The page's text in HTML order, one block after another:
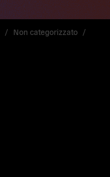
/ Non categorizzato /